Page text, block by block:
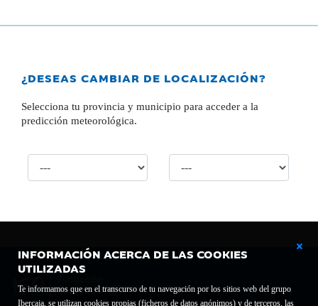
INFORMACIÓN ACERCA DE LAS COOKIES
UTILIZADAS
Te informamos que en el transcurso de tu navegación por los sitios web del grupo
Ibercaja, se utilizan cookies propias (ficheros de datos anónimos) y de terceros, las
¿DESEAS CAMBIAR DE LOCALIZACIÓN?
Selecciona tu provincia y municipio para acceder a la
predicción meteorológica.